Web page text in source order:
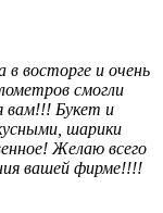
восторге и очень
смогли
вам!!! Букет и
шарики
Желаю всего
вашей фирме!!!!